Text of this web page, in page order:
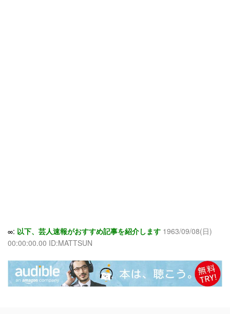
∞: 以下、芸人速報がおすすめ記事を紹介します 1963/09/08(日)
00:00:00.00 ID:MATTSUN